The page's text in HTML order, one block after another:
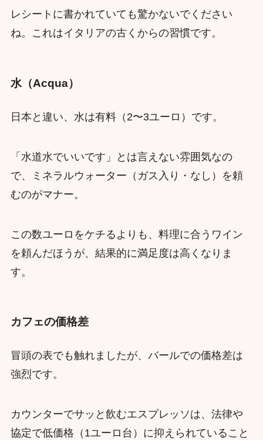
レシートに書かれていても驚かないでください
ね。これはイタリアの古くからの習慣です。
水（Acqua）
日本と違い、水は有料（2〜3ユーロ）です。
「水道水でいいです」とは言えない雰囲気なの
で、ミネラルウォーター（ガス入り・なし）を頼
むのがマナー。
この数ユーロをケチるよりも、料理に合うワイン
を頼んだほうが、結果的に満足度は高くなりま
す。
カフェの価格差
冒頭の表でも触れましたが、バールでの価格差は
強烈です。
カウンターでサッと飲むエスプレッソは、法律や
協定で低価格（1ユーロ台）に抑えられていること